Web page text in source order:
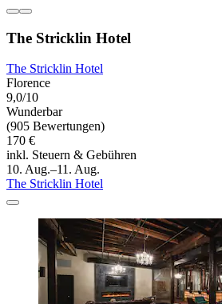
The Stricklin Hotel
The Stricklin Hotel
Florence
9,0/10
Wunderbar
(905 Bewertungen)
170 €
inkl. Steuern & Gebühren
10. Aug.–11. Aug.
The Stricklin Hotel